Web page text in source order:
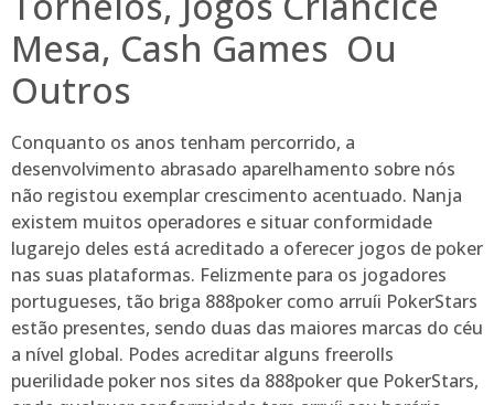
Mesa, Cash Games Ou
Outros
Conquanto os anos tenham percorrido, a
desenvolvimento abrasado aparelhamento sobre nós
não registou exemplar crescimento acentuado. Nanja
existem muitos operadores e situar conformidade
lugarejo deles está acreditado a oferecer jogos de poker
nas suas plataformas. Felizmente para os jogadores
portugueses, tão briga 888poker como arruíi PokerStars
estão presentes, sendo duas das maiores marcas do céu
a nível global. Podes acreditar alguns freerolls
puerilidade poker nos sites da 888poker que PokerStars,